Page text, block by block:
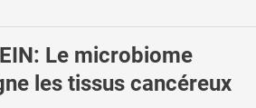
Le microbiome
les tissus cancéreux